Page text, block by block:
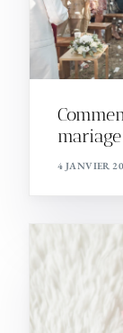
4 JANVIER